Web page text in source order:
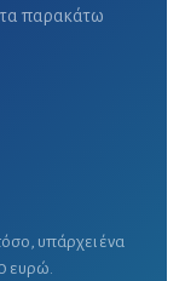
μεταπτυχιακού
παρακάτω
υπάρχει ένα